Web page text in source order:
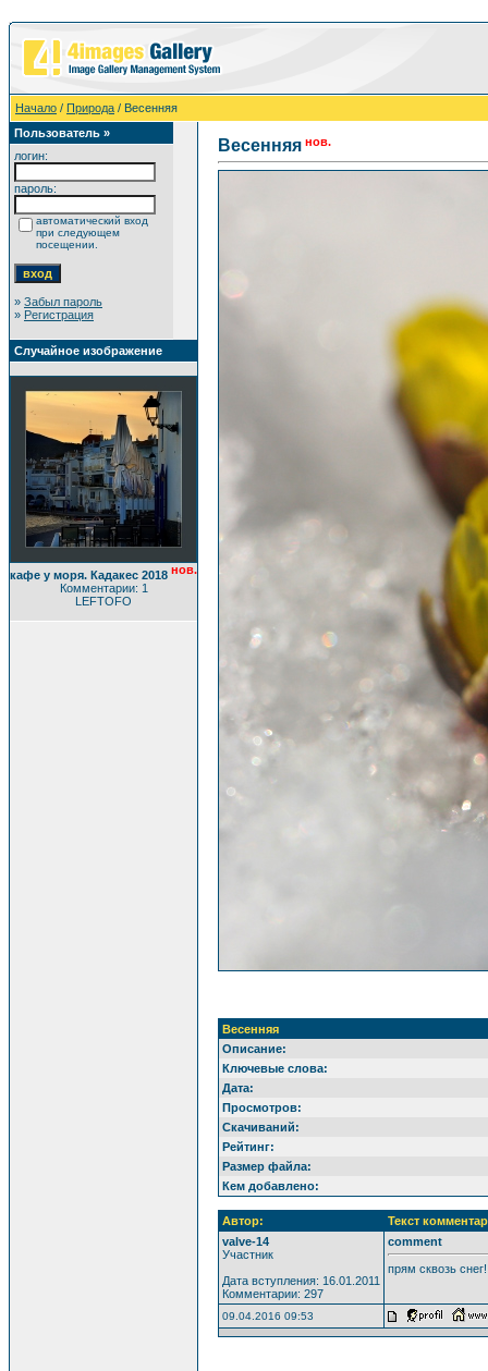
Начало / Природа / Весенняя
Пользователь »
логин:
пароль:
автоматический вход
при следующем
посещении.
» Забыл пароль
» Регистрация
Случайное изображение
кафе у моря. Кадакес 2018 нов.
Комментарии: 1
LEFTOFO
Весенняя нов.
Весенняя
Описание:
Ключевые слова:
Дата:
Просмотров:
Скачиваний:
Рейтинг:
Размер файла:
Кем добавлено:
Автор:
Текст
valve-14
Участник
Дата вступления: 16.01.2011
Комментарии: 297
comment
прям сквозь снег!
09.04.2016 09:53